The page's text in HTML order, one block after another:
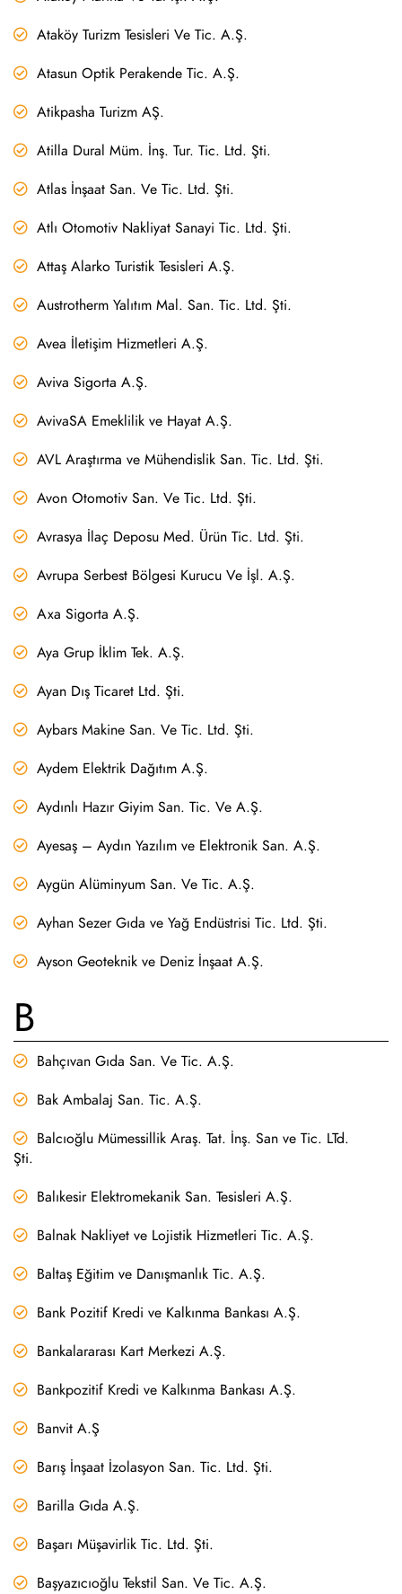
Ataköy Turizm Tesisleri Ve Tic. A.Ş.
Atasun Optik Perakende Tic. A.Ş.
Atikpasha Turizm AŞ.
Atilla Dural Müm. İnş. Tur. Tic. Ltd. Şti.
Atlas İnşaat San. Ve Tic. Ltd. Şti.
Atlı Otomotiv Nakliyat Sanayi Tic. Ltd. Şti.
Attaş Alarko Turistik Tesisleri A.Ş.
Austrotherm Yalıtım Mal. San. Tic. Ltd. Şti.
Avea İletişim Hizmetleri A.Ş.
Aviva Sigorta A.Ş.
AvivaSA Emeklilik ve Hayat A.Ş.
AVL Araştırma ve Mühendislik San. Tic. Ltd. Şti.
Avon Otomotiv San. Ve Tic. Ltd. Şti.
Avrasya İlaç Deposu Med. Ürün Tic. Ltd. Şti.
Avrupa Serbest Bölgesi Kurucu Ve İşl. A.Ş.
Axa Sigorta A.Ş.
Aya Grup İklim Tek. A.Ş.
Ayan Dış Ticaret Ltd. Şti.
Aybars Makine San. Ve Tic. Ltd. Şti.
Aydem Elektrik Dağıtım A.Ş.
Aydınlı Hazır Giyim San. Tic. Ve A.Ş.
Ayesaş – Aydın Yazılım ve Elektronik San. A.Ş.
Aygün Alüminyum San. Ve Tic. A.Ş.
Ayhan Sezer Gıda ve Yağ Endüstrisi Tic. Ltd. Şti.
Ayson Geoteknik ve Deniz İnşaat A.Ş.
B
Bahçıvan Gıda San. Ve Tic. A.Ş.
Bak Ambalaj San. Tic. A.Ş.
Balcıoğlu Mümessillik Araş. Tat. İnş. San ve Tic. LTd.
Şti.
Balıkesir Elektromekanik San. Tesisleri A.Ş.
Balnak Nakliyet ve Lojistik Hizmetleri Tic. A.Ş.
Baltaş Eğitim ve Danışmanlık Tic. A.Ş.
Bank Pozitif Kredi ve Kalkınma Bankası A.Ş.
Bankalararası Kart Merkezi A.Ş.
Bankpozitif Kredi ve Kalkınma Bankası A.Ş.
Banvit A.Ş
Barış İnşaat İzolasyon San. Tic. Ltd. Şti.
Barilla Gıda A.Ş.
Başarı Müşavirlik Tic. Ltd. Şti.
Başyazıcıoğlu Tekstil San. Ve Tic. A.Ş.